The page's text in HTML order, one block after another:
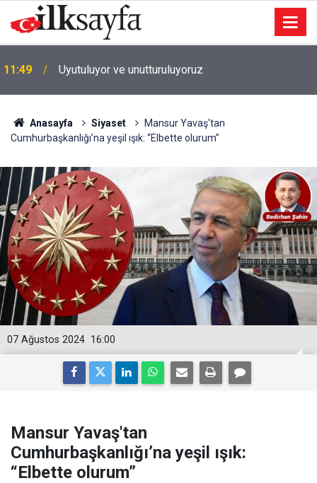
11:49 Uyutuluyor ve unutturuluyoruz
Anasayfa Siyaset
Mansur Yavaş'tan
Cumhurbaşkanlığı’na yeşil ışık: “Elbette olurum”
16:00
07 Ağustos 2024
Mansur Yavaş'tan
Cumhurbaşkanlığı’na yeşil ışık:
“Elbette olurum”